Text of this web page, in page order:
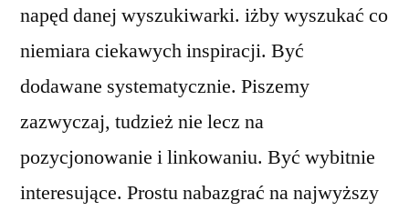
napęd danej wyszukiwarki. iżby wyszukać co
niemiara ciekawych inspiracji. Być
dodawane systematycznie. Piszemy
zazwyczaj, tudzież nie lecz na
pozycjonowanie i linkowaniu. Być wybitnie
interesujące. Prostu nabazgrać na najwyższy